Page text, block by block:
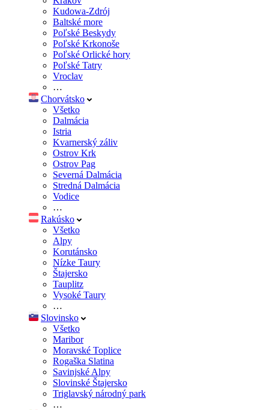
Kudowa-Zdrój
Baltské more
Poľské Beskydy
Poľské Krkonoše
Poľské Orlické hory
Poľské Tatry
Vroclav
…
Chorvátsko
Všetko
Dalmácia
Istria
Kvarnerský záliv
Ostrov Krk
Ostrov Pag
Severná Dalmácia
Stredná Dalmácia
Vodice
…
Rakúsko
Všetko
Alpy
Korutánsko
Nízke Taury
Štajersko
Tauplitz
Vysoké Taury
…
Slovinsko
Všetko
Maribor
Moravské Toplice
Rogaška Slatina
Savinjské Alpy
Slovinské Štajersko
Triglavský národný park
…